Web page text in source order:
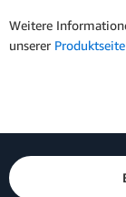
Weitere
unserer Produktseite